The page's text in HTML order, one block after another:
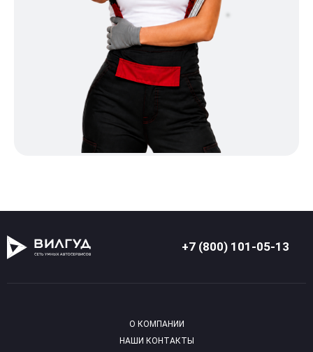
+7 (800) 101-05-13
О КОМПАНИИ
НАШИ КОНТАКТЫ